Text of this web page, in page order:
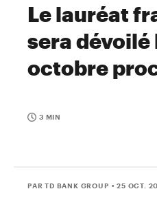
Le lauréat
sera dévoilé
octobre
3 MIN
PAR TD BANK GROUP • 25 OCT.